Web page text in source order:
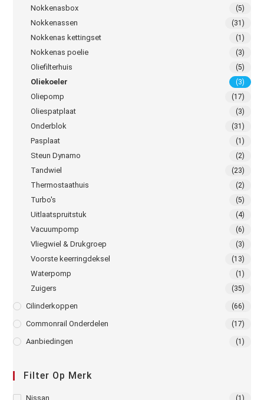
Nokkenasbox (5)
Nokkenassen (31)
Nokkenas kettingset (1)
Nokkenas poelie (3)
Oliefilterhuis (5)
Oliekoeler (3)
Oliepomp (17)
Oliespatplaat (3)
Onderblok (31)
Pasplaat (1)
Steun Dynamo (2)
Tandwiel (23)
Thermostaathuis (2)
Turbo's (5)
Uitlaatspruitstuk (4)
Vacuumpomp (6)
Vliegwiel & Drukgroep (3)
Voorste keerringdeksel (13)
Waterpomp (1)
Zuigers (35)
Cilinderkoppen (66)
Commonrail Onderdelen (17)
Aanbiedingen (1)
Filter Op Merk
Nissan